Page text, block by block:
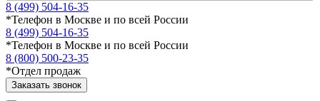
8 (499) 504-16-35
*Телефон в Москве и по всей России
8 (499) 504-16-35
*Телефон в Москве и по всей России
8 (800) 500-23-35
*Отдел продаж
Заказать звонок